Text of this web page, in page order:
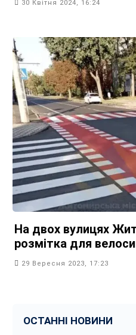
30 Квітня 2024, 16:24
На двох вулицях
розмітка для
29 Вересня 2023, 17:23
ОСТАННІ НОВИНИ